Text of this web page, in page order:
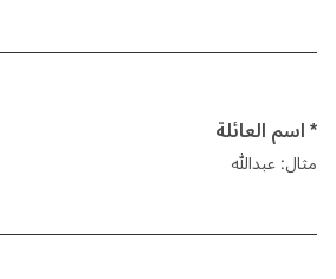
* اسم العائلة
مثال: عبدالله